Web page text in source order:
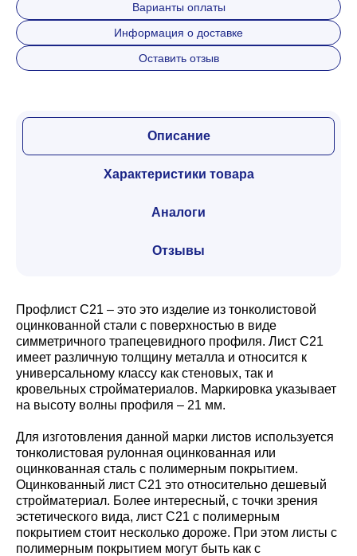
Варианты оплаты
Информация о доставке
Оставить отзыв
Описание
Характеристики товара
Аналоги
Отзывы
Профлист С21 – это это изделие из тонколистовой
оцинкованной стали с поверхностью в виде
симметричного трапецевидного профиля. Лист С21
имеет различную толщину металла и относится к
универсальному классу как стеновых, так и
кровельных стройматериалов. Маркировка указывает
на высоту волны профиля – 21 мм.
Для изготовления данной марки листов используется
тонколистовая рулонная оцинкованная или
оцинкованная сталь с полимерным покрытием.
Оцинкованный лист С21 это относительно дешевый
стройматериал. Более интересный, с точки зрения
эстетического вида, лист С21 с полимерным
покрытием стоит несколько дороже. При этом листы с
полимерным покрытием могут быть как с